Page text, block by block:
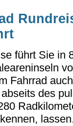
führt Sie in
Fahrrad
des